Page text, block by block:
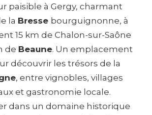
paisible à Gergy, charmant
la Bresse bourguignonne, à
15 km de Chalon-sur-Saône
de Beaune. Un emplacement
découvrir les trésors de la
, entre vignobles, villages
et gastronomie locale.
dans un domaine historique